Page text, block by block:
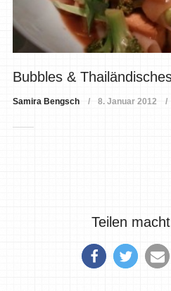
Bubbles &
Samira Bengsch 8. Januar 2012
Teilen